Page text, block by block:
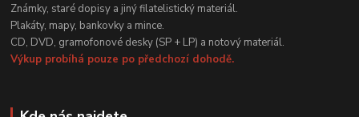
Známky, staré dopisy a jiný filatelistický materiál.
Plakáty, mapy, bankovky a mince.
CD, DVD, gramofonové desky (SP + LP) a notový materiál.
Výkup probíhá pouze po předchozí dohodě.